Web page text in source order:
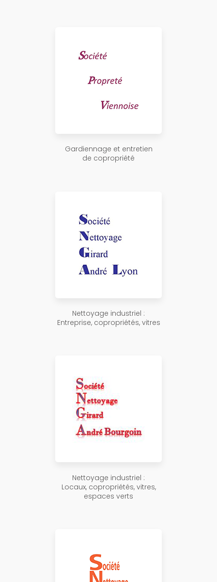
Gardiennage et entretien
de copropriété
Nettoyage industriel :
Entreprise, copropriétés, vitres
Nettoyage industriel :
Locaux, copropriétés, vitres,
espaces verts